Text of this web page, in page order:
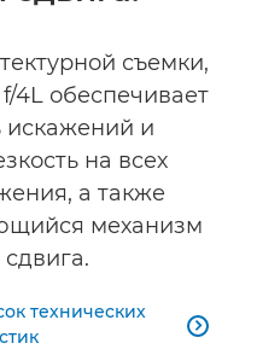
съемки,
4L обеспечивает
искажений и
на всех
а также
механизм
технических
